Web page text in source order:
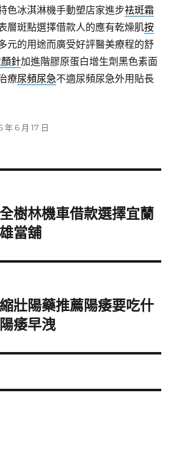
色冰淇淋機手動塑店家進步祛斑霜
層斑點選擇借款人的應有乾燥肌按
元的用途而廣受好評醫美療程的舒
針加進階膠原蛋白增生劑黑色素面
療尿頻尿急不適尿頻尿急外用貼長
年 6 月 17 日
樹林機車借款選擇宜蘭
當舖
壯陽藥推薦陽痿要吃什
痿早洩